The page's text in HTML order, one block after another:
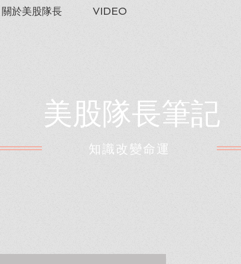
關於美股隊長 VIDEO
美股隊長筆記
​知識改變命運